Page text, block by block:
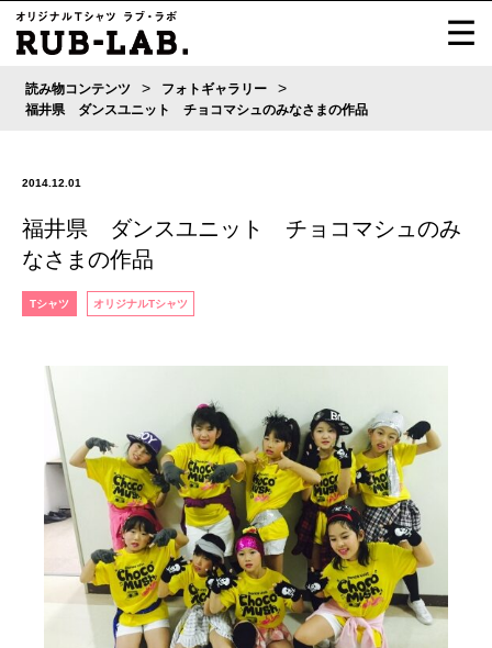
読み物コンテンツ > フォトギャラリー >
福井県 ダンスユニット チョコマシュのみなさまの作品
2014.12.01
福井県 ダンスユニット チョコマシュのみ
なさまの作品
Tシャツ オリジナルTシャツ